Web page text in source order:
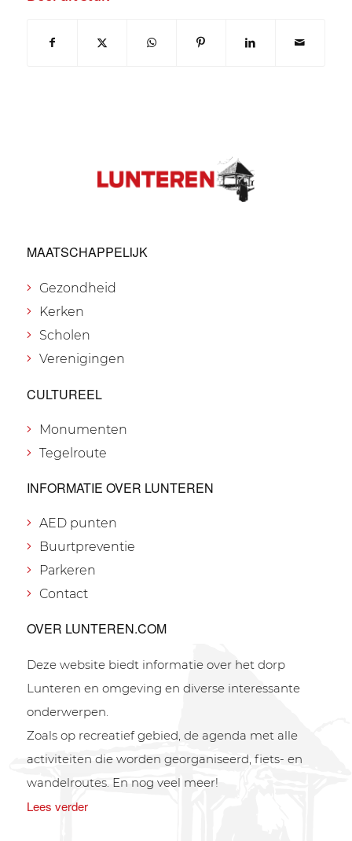
MAATSCHAPPELIJK
Gezondheid
Kerken
Scholen
Verenigingen
CULTUREEL
Monumenten
Tegelroute
INFORMATIE OVER LUNTEREN
AED punten
Buurtpreventie
Parkeren
Contact
OVER LUNTEREN.COM
Deze website biedt informatie over het dorp
Lunteren en omgeving en diverse interessante
onderwerpen.
Zoals op recreatief gebied, de agenda met alle
activiteiten die worden georganiseerd, fiets- en
wandelroutes. En nog veel meer!
Lees verder